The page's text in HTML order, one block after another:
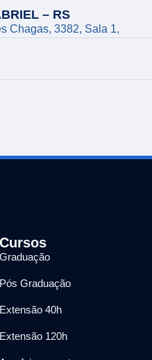
– RS
Chagas, 3382, Sala 1,
Cursos
Graduação
Pós Graduação
Extensão 40h
Extensão 120h